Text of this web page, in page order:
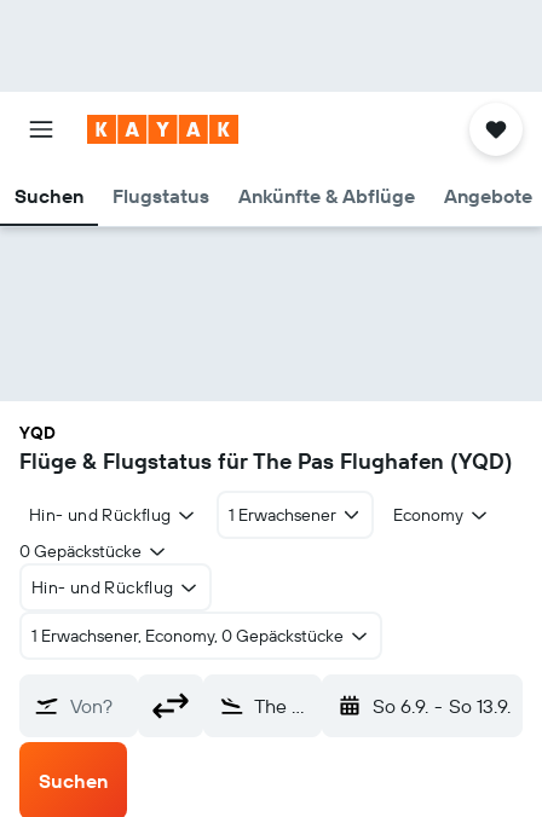
Suchen Flugstatus Ankünfte & Abflüge Angebote
YQD
Flüge & Flugstatus für The Pas Flughafen (YQD)
Hin- und Rückflug 1 Erwachsener
Economy
0 Gepäckstücke
Hin- und Rückflug
1 Erwachsener, Economy, 0 Gepäckstücke
Von? The Pas (YQD) So 6.9. - So 13.9.
Suchen